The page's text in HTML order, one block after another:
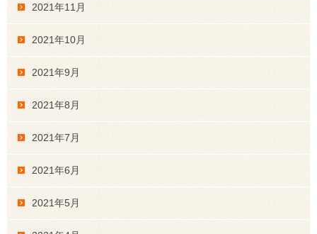
2021年11月
2021年10月
2021年9月
2021年8月
2021年7月
2021年6月
2021年5月